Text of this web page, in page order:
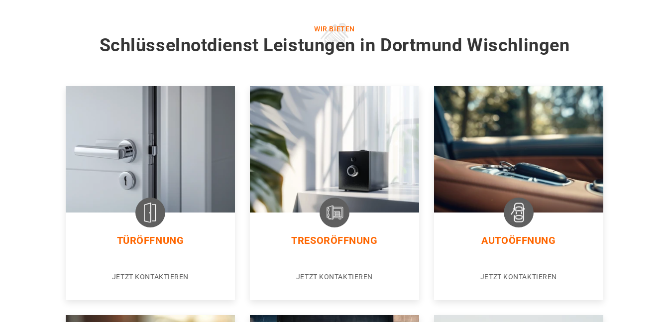
WIR BIETEN
Schlüsselnotdienst Leistungen in Dortmund Wischlingen
TÜRÖFFNUNG
JETZT KONTAKTIEREN
TRESORÖFFNUNG
JETZT KONTAKTIEREN
AUTOÖFFNUNG
JETZT KONTAKTIEREN